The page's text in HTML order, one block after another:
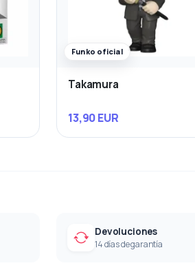
Funko oficial
Takamura
13,90 EUR
Devoluciones
14 días de garantía